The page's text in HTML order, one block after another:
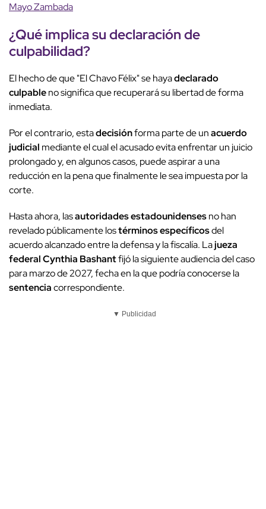
Mayo Zambada
¿Qué implica sudeclaración de
culpabilidad?
El hecho de que "El Chavo Félix" se hayadeclarado
culpableno significa que recuperará su libertad de forma
inmediata.
Por el contrario, estadecisiónforma parte de unacuerdo
judicial mediante el cual el acusado evita enfrentar un juicio
prolongado y, en algunos casos, puede aspirar a una
reducción en la pena que finalmente le sea impuesta por la
corte.
Hasta ahora, lasautoridades estadounidensesno han
revelado públicamente lostérminos específicosdel
acuerdo alcanzado entre la defensa y la fiscalía. Lajueza
federal Cynthia Bashantfijó la siguiente audiencia del caso
para marzo de 2027, fecha en la que podría conocerse la
sentenciacorrespondiente.
▼ Publicidad